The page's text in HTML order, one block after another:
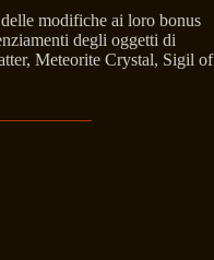
modifiche ai loro bonus
degli oggetti di
Meteorite Crystal, Sigil of